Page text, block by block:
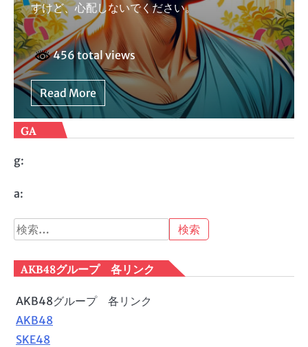
すけど、心配しないでください。
456 total views
Read More
GA
g:
a:
検
索:
AKB48グループ 各リンク
AKB48グループ 各リンク
AKB48
SKE48